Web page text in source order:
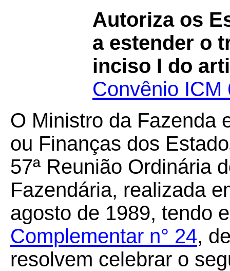
Autoriza os
a estender o
inciso I do
Convênio ICM
O Ministro da Fazenda
ou Finanças dos
57ª Reunião Ordinária
Fazendária, realizada
agosto de 1989, tendo
Complementar n° 24,
resolvem celebrar o